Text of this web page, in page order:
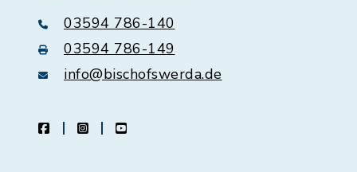
03594 786-140
03594 786-149
info@bischofswerda.de
facebookinstagramyoutube